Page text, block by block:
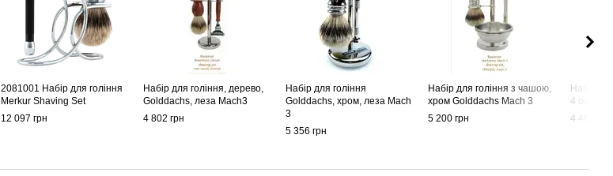
2081001 Набір для гоління
Merkur Shaving Set
12 097 грн
Набір для гоління, дерево,
Golddachs, леза Mach3
4 802 грн
Набір для гоління
Golddachs, хром, леза Mach
3
5 356 грн
Набір для гоління з чашою,
хром Golddachs Mach 3
5 200 грн
Набір
4 од,
4 462 грн